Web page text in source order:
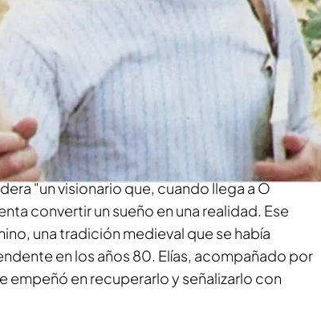
el Camino de Santiago con míticas.Su
Cebreiro, Elías Valiña.
En los años ochenta
el recorrido y hacerlo más fácil para los
recoge su obra, que pocos peregrinos
guía.
'Elías Valiña, el inventor de las
"un visionario que, cuando llega a O
convertir un sueño en una realidad. Ese
una tradición medieval que se había
en los años 80. Elías, acompañado por
empeñó en recuperarlo y señalizarlo con